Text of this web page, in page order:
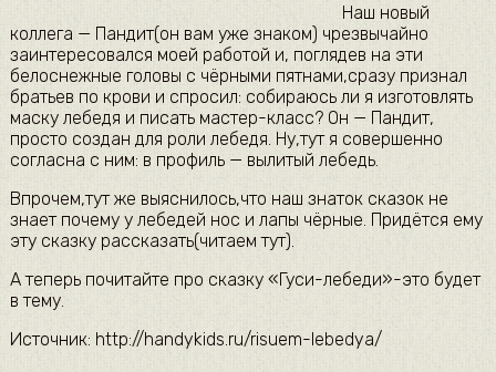
Наш новый
коллега — Пандит(он вам уже знаком) чрезвычайно
заинтересовался моей работой и, поглядев на эти
белоснежные головы с чёрными пятнами,сразу признал
братьев по крови и спросил: собираюсь ли я изготовлять
маску лебедя и писать мастер-класс? Он — Пандит,
просто создан для роли лебедя. Ну,тут я совершенно
согласна с ним: в профиль — вылитый лебедь.
Впрочем,тут же выяснилось,что наш знаток сказок не
знает почему у лебедей нос и лапы чёрные. Придётся ему
эту сказку рассказать(читаем тут).
А теперь почитайте про сказку «Гуси-лебеди»-это будет
в тему.
Источник: http://handykids.ru/risuem-lebedya/